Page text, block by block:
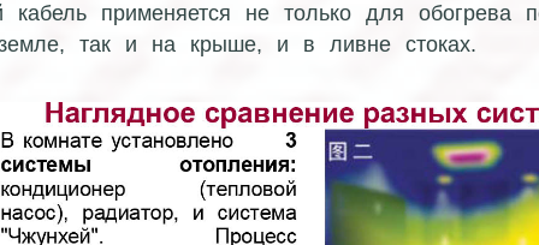
кабель применяется не только для
так и на крыше, и в ливне стоках.